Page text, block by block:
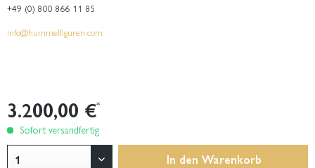
+49 (0) 800 866 11 85
info@hummelfiguren.com
3.200,00 €*
Sofort versandfertig
In den Warenkorb